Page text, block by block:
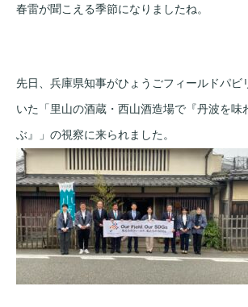
春雷が聞こえる季節になりましたね。
先日、兵庫県知事がひょうごフィールドパビ
いた「里山の酒蔵・西山酒造場で『丹波を味
ぶ』」の視察に来られました。